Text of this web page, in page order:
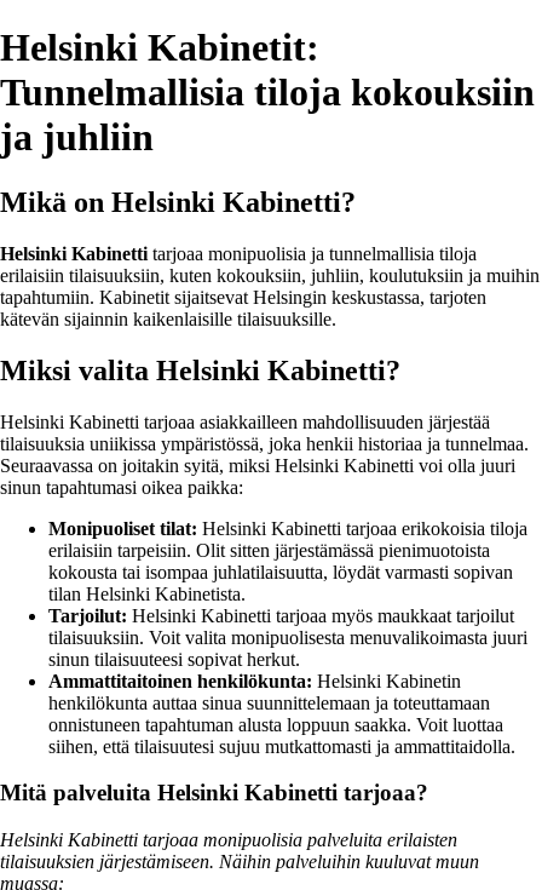
Helsinki Kabinetit:
Tunnelmallisia tiloja kokouksiin
ja juhliin
Mikä on Helsinki Kabinetti?
Helsinki Kabinetti tarjoaa monipuolisia ja tunnelmallisia tiloja
erilaisiin tilaisuuksiin, kuten kokouksiin, juhliin, koulutuksiin ja muihin
tapahtumiin. Kabinetit sijaitsevat Helsingin keskustassa, tarjoten
kätevän sijainnin kaikenlaisille tilaisuuksille.
Miksi valita Helsinki Kabinetti?
Helsinki Kabinetti tarjoaa asiakkailleen mahdollisuuden järjestää
tilaisuuksia uniikissa ympäristössä, joka henkii historiaa ja tunnelmaa.
Seuraavassa on joitakin syitä, miksi Helsinki Kabinetti voi olla juuri
sinun tapahtumasi oikea paikka:
Monipuoliset tilat: Helsinki Kabinetti tarjoaa erikokoisia tiloja
erilaisiin tarpeisiin. Olit sitten järjestämässä pienimuotoista
kokousta tai isompaa juhlatilaisuutta, löydät varmasti sopivan
tilan Helsinki Kabinetista.
Tarjoilut: Helsinki Kabinetti tarjoaa myös maukkaat tarjoilut
tilaisuuksiin. Voit valita monipuolisesta menuvalikoimasta juuri
sinun tilaisuuteesi sopivat herkut.
Ammattitaitoinen henkilökunta: Helsinki Kabinetin
henkilökunta auttaa sinua suunnittelemaan ja toteuttamaan
onnistuneen tapahtuman alusta loppuun saakka. Voit luottaa
siihen, että tilaisuutesi sujuu mutkattomasti ja ammattitaidolla.
Mitä palveluita Helsinki Kabinetti tarjoaa?
Helsinki Kabinetti tarjoaa monipuolisia palveluita erilaisten
tilaisuuksien järjestämiseen. Näihin palveluihin kuuluvat muun
muassa: